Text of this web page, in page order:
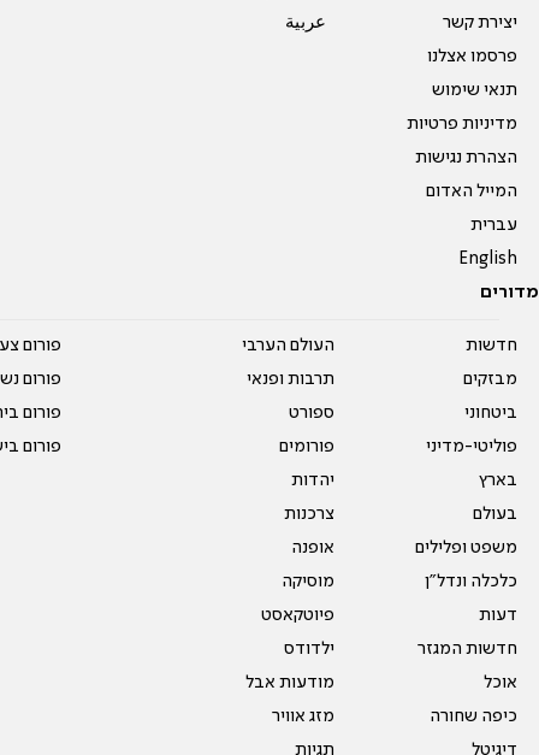
יצירת קשר
פרסמו אצלנו
תנאי שימוש
מדיניות פרטיות
הצהרת נגישות
המייל האדום
עברית
English
عربية
מדורים
חדשות
מבזקים
ביטחוני
פוליטי-מדיני
בארץ
בעולם
משפט ופלילים
כלכלה ונדל"ן
דעות
חדשות המגזר
אוכל
כיפה שחורה
דיגיטל
העולם הערבי
תרבות ופנאי
ספורט
פורומים
יהדות
צרכנות
אופנה
מוסיקה
פיוטקאסט
ילדודס
מודעות אבל
מזג אוויר
תגיות
פורום
פורום
פורום
פורום